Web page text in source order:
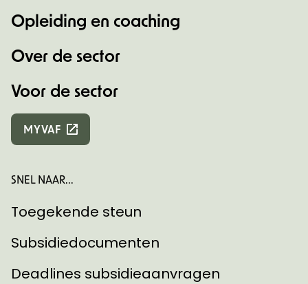
Opleiding en coaching
Over de sector
Voor de sector
MYVAF
SNEL NAAR...
Toegekende steun
Subsidiedocumenten
Deadlines subsidieaanvragen